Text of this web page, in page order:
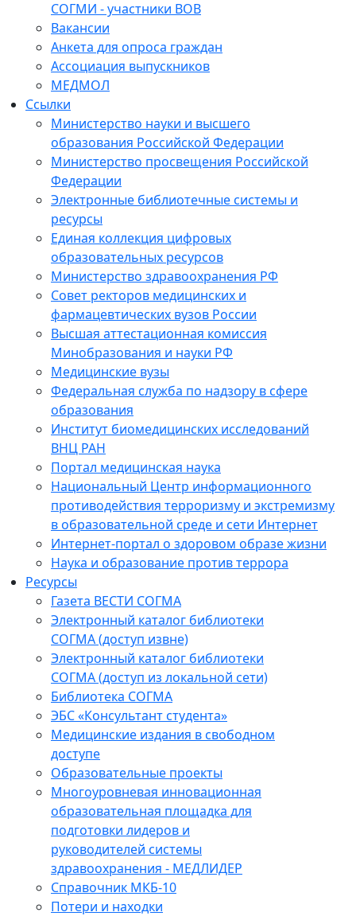
СОГМИ - участники ВОВ
Вакансии
Анкета для опроса граждан
Ассоциация выпускников
МЕДМОЛ
Ссылки
Министерство науки и высшего
образования Российской Федерации
Министерство просвещения Российской
Федерации
Электронные библиотечные системы и
ресурсы
Единая коллекция цифровых
образовательных ресурсов
Министерство здравоохранения РФ
Совет ректоров медицинских и
фармацевтических вузов России
Высшая аттестационная комиссия
Минобразования и науки РФ
Медицинские вузы
Федеральная служба по надзору в сфере
образования
Институт биомедицинских исследований
ВНЦ РАН
Портал медицинская наука
Национальный Центр информационного
противодействия терроризму и экстремизму
в образовательной среде и сети Интернет
Интернет-портал о здоровом образе жизни
Наука и образование против террора
Ресурсы
Газета ВЕСТИ СОГМА
Электронный каталог библиотеки
СОГМА (доступ извне)
Электронный каталог библиотеки
СОГМА (доступ из локальной сети)
Библиотека СОГМА
ЭБС «Консультант студента»
Медицинские издания в свободном
доступе
Образовательные проекты
Многоуровневая инновационная
образовательная площадка для
подготовки лидеров и
руководителей системы
здравоохранения - МЕДЛИДЕР
Справочник МКБ-10
Потери и находки